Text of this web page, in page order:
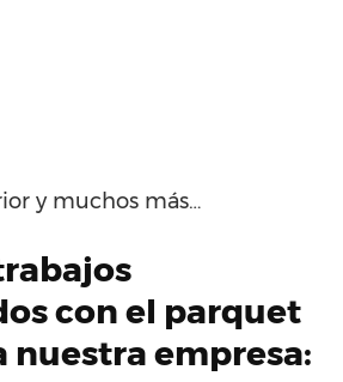
y muchos más…
con el parquet
empresa: